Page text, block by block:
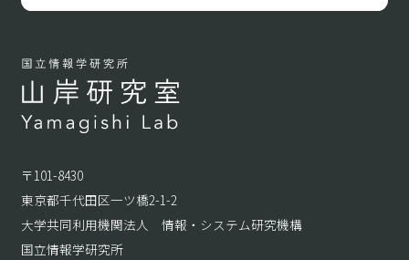
〒101-8430
東京都千代田区一ツ橋2-1-2
大学共同利用機関法人 情報・システム研究機構
国立情報学研究所